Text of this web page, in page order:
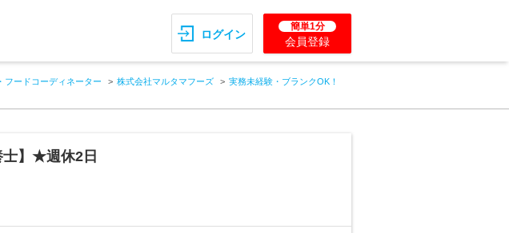
ログイン
簡単1分
会員登録
フードコーディネーター 株式会社マルタマフーズ
実務未経験・ブランクOK！
士】★週休2日